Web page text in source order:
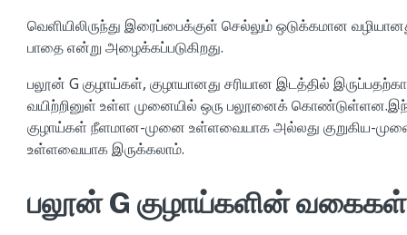
வெளியிலிருந்து இரைப்பைக்குள் செல்லும் ஒடுக்கமான
பாதை என்று அழைக்கப்படுகிறது.
பலூன் G குழாய்கள், குழாயானது சரியான இடத்தில்
வயிற்றினுள் உள்ள முனையில் ஒரு பலூனைக்
குழாய்கள் நீளமான-முனை உள்ளவையாக அல்லது குறுகிய-
உள்ளவையாக இருக்கலாம்.
பலூன் G குழாய்களின் வகைகள்